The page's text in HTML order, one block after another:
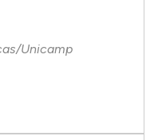
Unicamp